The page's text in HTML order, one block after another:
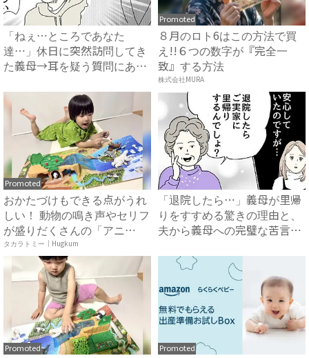
「ねぇ…ところであなた
達…」休日に突然訪問してき
た義母→耳を疑う質問にあ
Promoted
８月のロト6はこの方法で買
え!!６つの数字が『完全一
致』する方法
株式会社MURA
Promoted
おかたづけもできる点がうれ
しい！ 動物の鳴き声やセリフ
が盛りだくさんの「アニ
ア ...
タカラトミー｜Hugkum
「退院したら…」義母が里帰
りをすすめる驚きの理由と、
夫から義母への完璧な苦言
Promoted Promoted